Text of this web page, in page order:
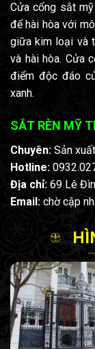
Cửa cổng sắt
để hài hòa với
giữa kim loại và
và hài hòa. Cửa
điểm độc đáo
xanh.
SẮT RÈN MỸ
Chuyên: Sản
Hotline:
Địa chỉ: 69 Lê
Email: chờ cập